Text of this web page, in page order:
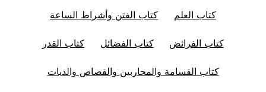
كتاب العلم كتاب الفتن وأشراط الساعة
كتاب الفرائض كتاب الفضائل كتاب القدر
كتاب القسامة والمحاربين والقصاص والديات